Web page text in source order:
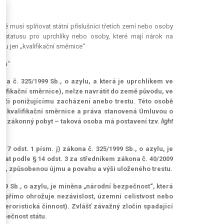
musí splňovat státní příslušníci třetích zemí nebo osoby
statusu pro uprchlíky nebo osoby, které mají nárok na
jen „kvalifikační směrnice“
č. 325/1999 Sb., o azylu, a která je uprchlíkem ve
směrnice), nelze navrátit do země původu, ve
ponižujícímu zacházení anebo trestu. Této osobě
kvalifikační směrnice a práva stanovená Úmluvou o
zákonný pobyt – taková osoba má postavení tzv. light
odst. 1 písm. j) zákona č. 325/1999 Sb., o azylu, je
podle § 14 odst. 3 za středníkem zákona č. 40/2009
způsobenou újmu a povahu a výši uloženého trestu.
Sb., o azylu, je míněna „národní bezpečnost“, která
ohrožuje nezávislost, územní celistvost nebo
teroristická činnost). Zvlášť závažný zločin spadající
státu.